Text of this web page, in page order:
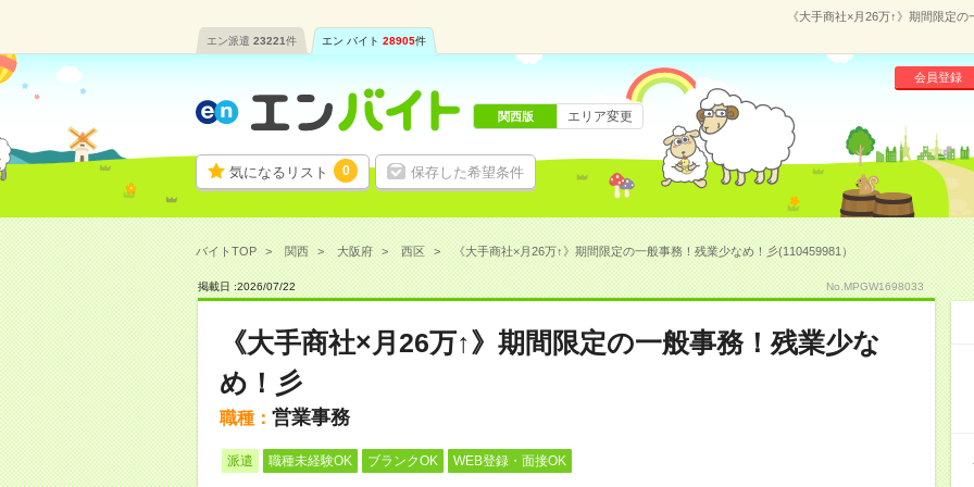
《大手商社×月26万↑》期間限定
エン派遣 23221件 エン バイト 28905件
気になるリスト 0 保存した希望条件
会員登録
関西版 エリア変更
バイトTOP 関西 大阪府 西区 《大手商社×月26万↑》期間限定の一般事務！残業少なめ！彡(110459981）
掲載日 :2026/07/22 No.MPGW1698033
《大手商社×月26万↑》期間限定の一般事務！残業少な
め！彡
職種： 営業事務
派遣 職種未経験OK ブランクOK WEB登録・面接OK